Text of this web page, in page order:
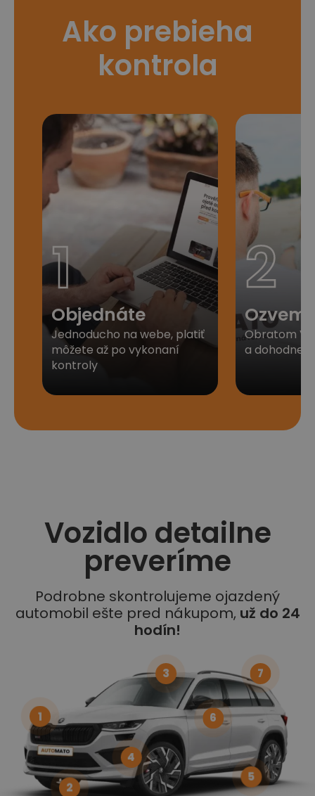
Ako prebieha
kontrola
1
Objednáte
Jednoducho na webe, platiť
môžete až po vykonaní
kontroly
2
Obratom
a
Vozidlo detailne
preveríme
Podrobne skontrolujeme ojazdený
automobil ešte pred nákupom, už do 24
hodín!
1
2
3
4
5
6
7